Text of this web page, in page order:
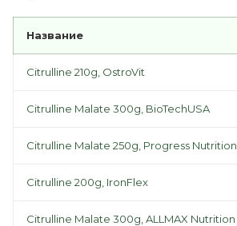
Название
Citrulline 210g, OstroVit
Citrulline Malate 300g, BioTechUSA
Citrulline Malate 250g, Progress Nutrition
Citrulline 200g, IronFlex
Citrulline Malate 300g, ALLMAX Nutrition